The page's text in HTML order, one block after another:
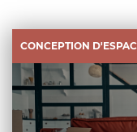
DE MAISON
RÉNOVATION
COMMERCE
BAR /
Avant/Après
Blog
CONCEPTION